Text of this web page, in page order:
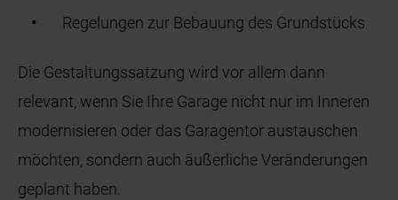
Regelungen zur Bebauung des Grundstücks
Die Gestaltungssatzung wird vor allem dann
relevant, wenn Sie Ihre Garage nicht nur im Inneren
modernisieren oder das Garagentor austauschen
möchten, sondern auch äußerliche Veränderungen
geplant haben.